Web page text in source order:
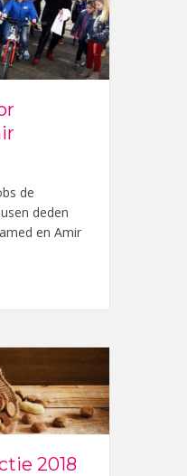
de
deden
en Amir
fiets voor Mohamed & Amir
2018